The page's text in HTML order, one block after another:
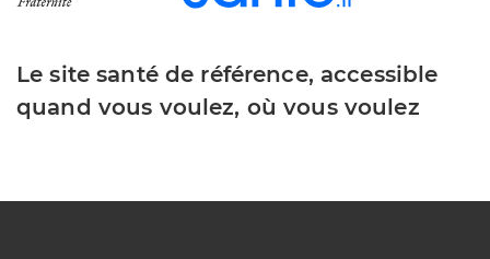
Le site santé de référence, accessible
quand vous voulez, où vous voulez